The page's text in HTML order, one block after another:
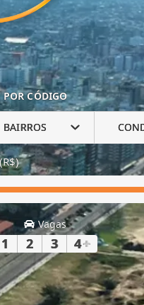
POR CÓDIGO
BAIRROS
Vagas
1 2 3 4+